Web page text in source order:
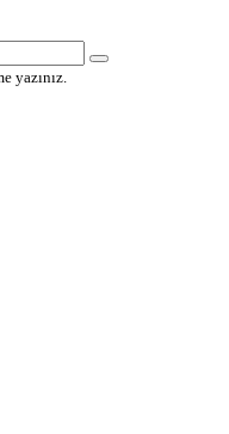
yazınız.